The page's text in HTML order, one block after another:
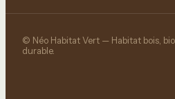
© Néo Habitat Vert — Habitat bois,
durable.